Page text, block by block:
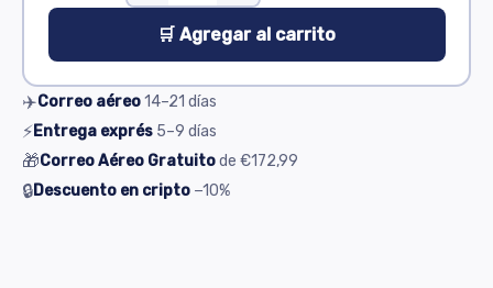
🛒 Agregar al carrito
✈️Correo aéreo14–21 días
⚡Entrega exprés 5–9 días
🎁Correo Aéreo Gratuitode €172,99
🔒Descuento en cripto −10%